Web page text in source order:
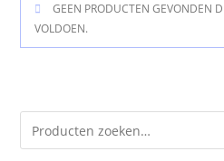
GEEN PRODUCTEN GEVONDEN
VOLDOEN.
Zoeken